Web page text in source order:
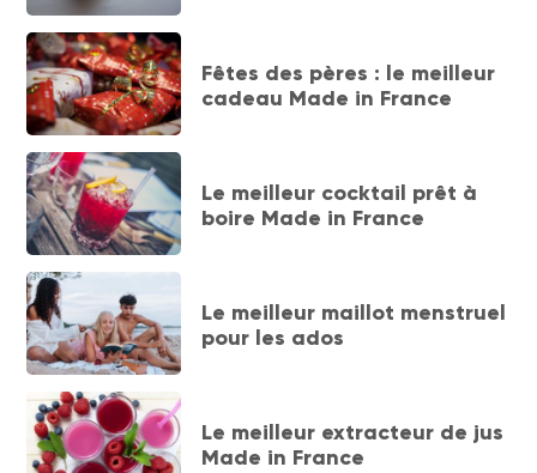
Fêtes des pères : le meilleur
cadeau Made in France
Le meilleur cocktail prêt à
boire Made in France
Le meilleur maillot menstruel
pour les ados
Le meilleur extracteur de jus
Made in France